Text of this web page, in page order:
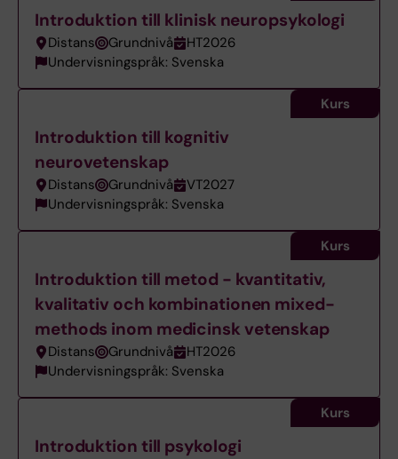
Introduktion till klinisk neuropsykologi
Distans Grundnivå
HT2026
Undervisningspråk: Svenska
Introduktion till kognitiv
neurovetenskap
Distans Grundnivå
VT2027
Undervisningspråk: Svenska
Kurs
Introduktion till metod - kvantitativ,
kvalitativ och kombinationen mixed-
methods inom medicinsk vetenskap
Distans Grundnivå
HT2026
Undervisningspråk: Svenska
Kurs
Introduktion till psykologi
Kurs